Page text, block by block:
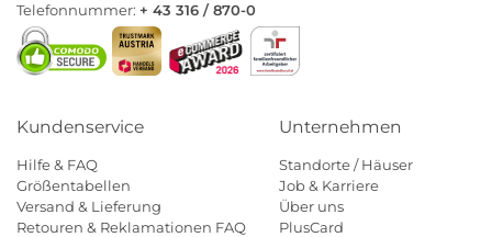
Telefonnummer: + 43 316 / 870-0
Kundenservice
Hilfe & FAQ
Größentabellen
Versand & Lieferung
Retouren & Reklamationen FAQ
Unternehmen
Standorte / Häuser
Job & Karriere
Über uns
PlusCard